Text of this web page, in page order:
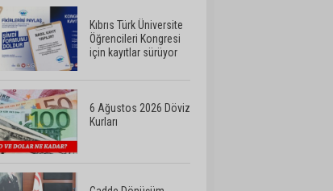
Kıbrıs Türk Üniversite
Öğrencileri Kongresi
için kayıtlar sürüyor
6 Ağustos 2026 Döviz
Kurları